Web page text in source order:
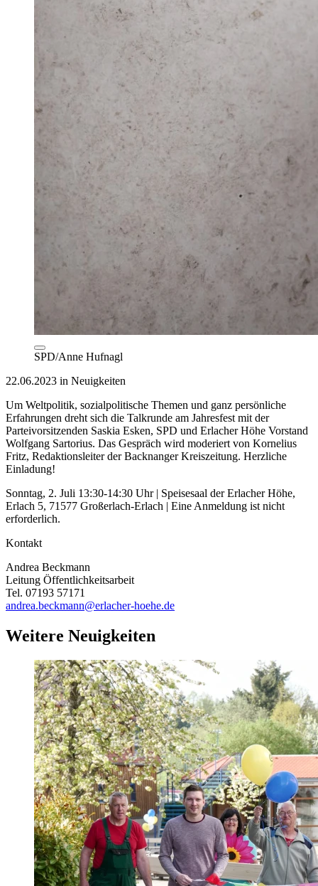
SPD/Anne Hufnagl
22.06.2023 in Neuigkeiten
Um Weltpolitik, sozialpolitische Themen und ganz persönliche
Erfahrungen dreht sich die Talkrunde am Jahresfest mit der
Parteivorsitzenden Saskia Esken, SPD und Erlacher Höhe Vorstand
Wolfgang Sartorius. Das Gespräch wird moderiert von Kornelius
Fritz, Redaktionsleiter der Backnanger Kreiszeitung. Herzliche
Einladung!
Sonntag, 2. Juli 13:30-14:30 Uhr | Speisesaal der Erlacher Höhe,
Erlach 5, 71577 Großerlach-Erlach | Eine Anmeldung ist nicht
erforderlich.
Kontakt
Andrea Beckmann
Leitung Öffentlichkeitsarbeit
Tel. 07193 57171
andrea.beckmann@erlacher-hoehe.de
Weitere Neuigkeiten